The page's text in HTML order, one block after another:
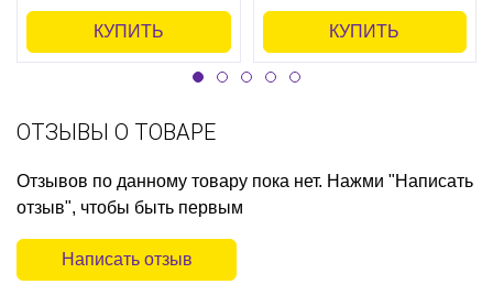
КУПИТЬ КУПИТЬ
ОТЗЫВЫ О ТОВАРЕ
Отзывов по данному товару пока нет. Нажми "Написать
отзыв", чтобы быть первым
Написать отзыв